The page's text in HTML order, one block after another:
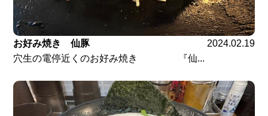
お好み焼き 仙豚
2024.02.19
穴生の電停近くのお好み焼き 『仙...